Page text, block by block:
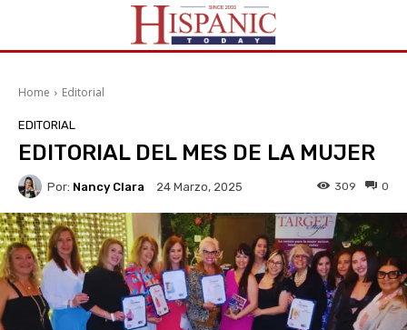
Home Editorial
EDITORIAL
EDITORIAL DEL MES DE LA MUJER
Por: Nancy Clara 24 Marzo, 2025 0
309